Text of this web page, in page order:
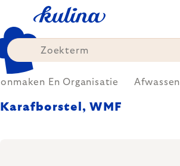
content
En Organisatie Afwassen
Karafborstel, WMF